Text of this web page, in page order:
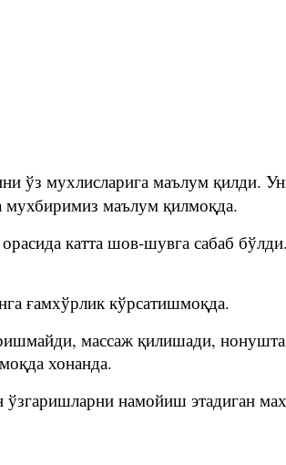
ўз мухлисларига маълум қилди.
мухбиримиз маълум қилмоқда.
катта шов-шувга сабаб
ғамхўрлик кўрсатишмоқда.
массаж қилишади,
хонанда.
намойиш этадиган